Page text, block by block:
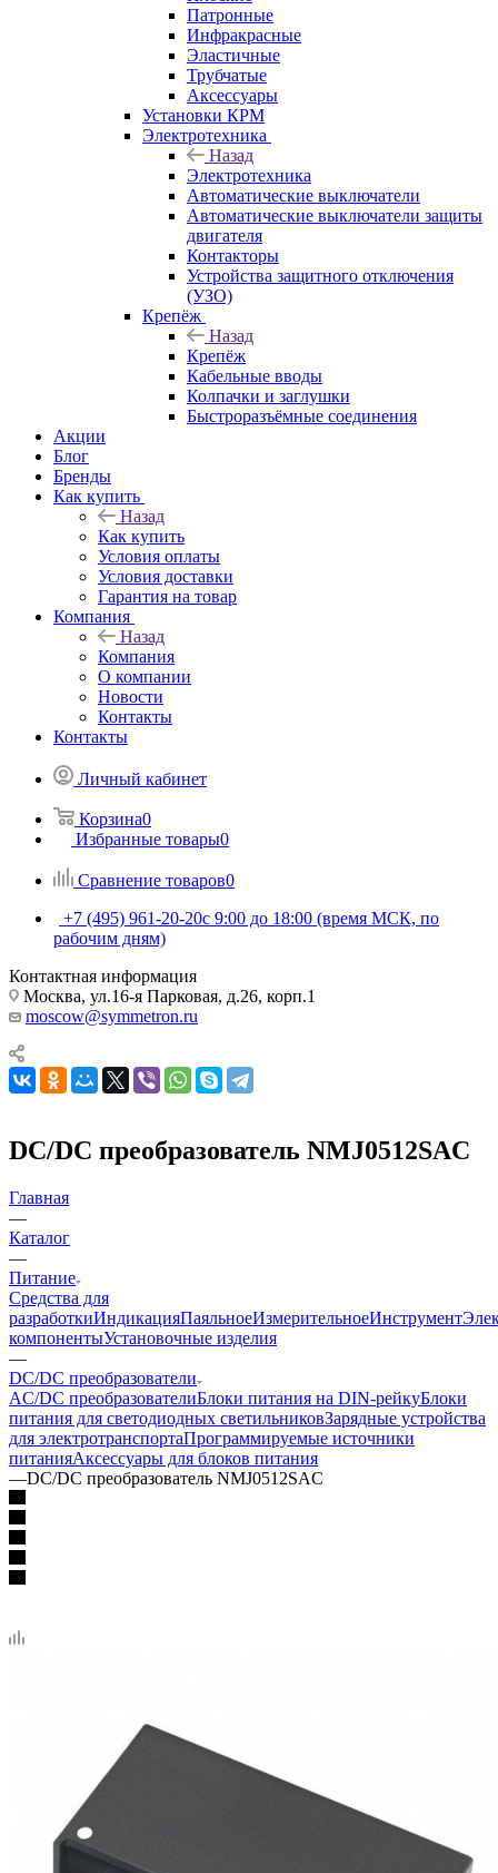
Патронные
Инфракрасные
Эластичные
Трубчатые
Аксессуары
Установки КРМ
Электротехника
Назад
Электротехника
Автоматические выключатели
Автоматические выключатели защиты
двигателя
Контакторы
Устройства защитного отключения
(УЗО)
Крепёж
Назад
Крепёж
Кабельные вводы
Колпачки и заглушки
Быстроразъёмные соединения
Акции
Блог
Бренды
Как купить
Назад
Как купить
Условия оплаты
Условия доставки
Гарантия на товар
Компания
Назад
Компания
О компании
Новости
Контакты
Контакты
Личный кабинет
Корзина0
Избранные товары0
Сравнение товаров0
+7 (495) 961-20-20с 9:00 до 18:00 (время МСК, по
рабочим дням)
Контактная информация
Москва, ул.16-я Парковая, д.26, корп.1
moscow@symmetron.ru
DC/DC преобразователь NMJ0512SAC
Главная
—
Каталог
—
Питание
Средства для
разработкиИндикацияПаяльноеИзмерительноеИнструмент
компонентыУстановочные изделия
—
DC/DC преобразователи
AC/DC преобразователиБлоки питания на DIN-рейкуБлоки
питания для светодиодных светильниковЗарядные устройства
для электротранспортаПрограммируемые источники
питанияАксессуары для блоков питания
—DC/DC преобразователь NMJ0512SAC